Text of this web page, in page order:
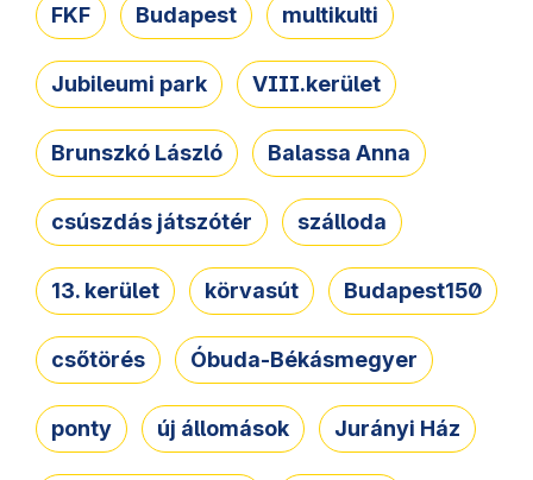
FKF Budapest multikulti
Jubileumi park VIII.kerület
Brunszkó László Balassa Anna
csúszdás játszótér szálloda
13. kerület körvasút Budapest150
csőtörés Óbuda-Békásmegyer
ponty új állomások Jurányi Ház